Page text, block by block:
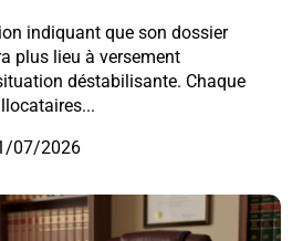
indiquant que son dossier
plus lieu à versement
déstabilisante. Chaque
07/2026